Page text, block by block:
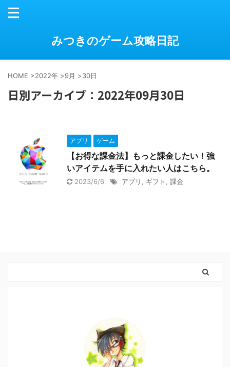
みつきのゲーム攻略日記
HOME >2022年 >9月 >30日
日別アーカイブ：2022年09月30日
アプリ ゲーム
【お得な課金法】もっと課金したい！強
いアイテムを手に入れたい人はこちら。
2023/6/6 アプリ ギフト 課金